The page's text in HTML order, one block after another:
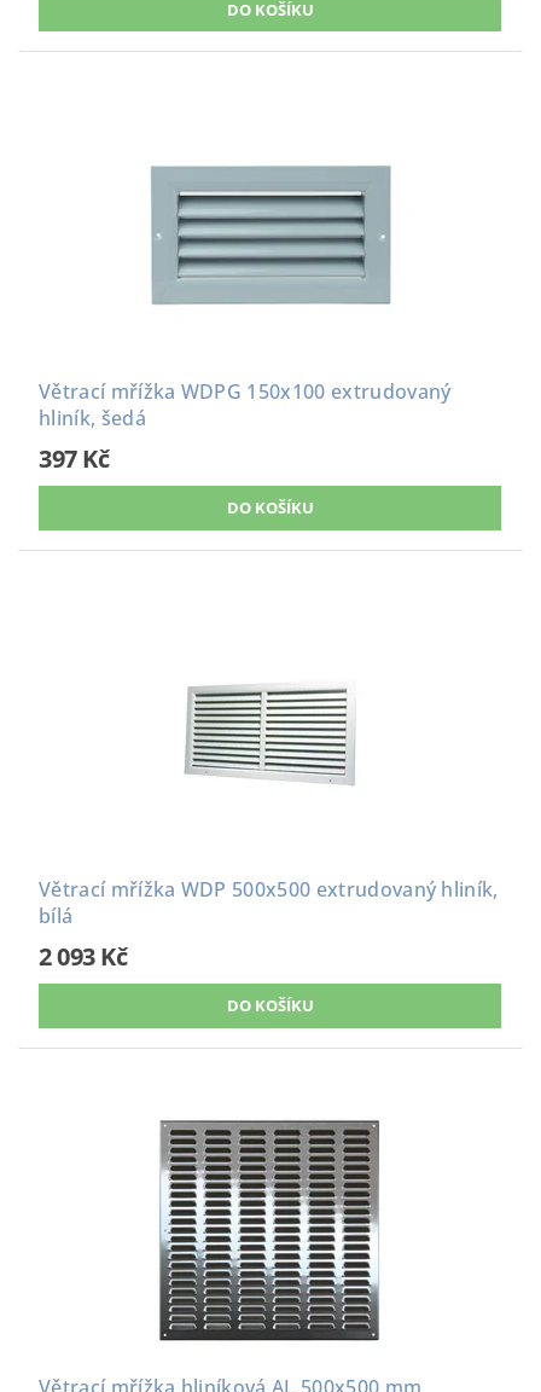
Větrací mřížka WDPG 150x100 extrudovaný
hliník, šedá
397 Kč
Větrací mřížka WDP 500x500 extrudovaný hliník,
bílá
2 093 Kč